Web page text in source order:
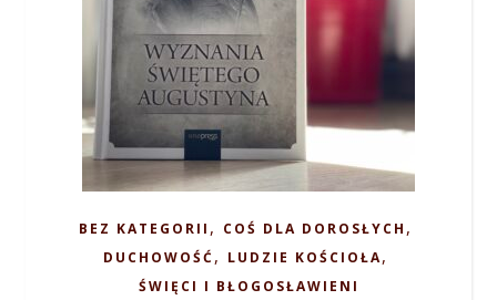
BEZ KATEGORII , COŚ DLA DOROSŁYCH ,
DUCHOWOŚĆ , LUDZIE KOŚCIOŁA,
ŚWIĘCI I BŁOGOSŁAWIENI